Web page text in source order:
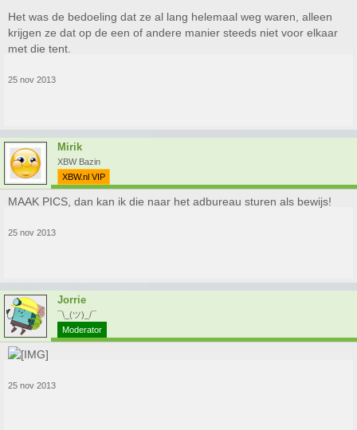
Het was de bedoeling dat ze al lang helemaal weg waren, alleen
krijgen ze dat op de een of andere manier steeds niet voor elkaar
met die tent.
25 nov 2013
Mirik
XBW Bazin
XBW.nl VIP
MAAK PICS, dan kan ik die naar het adbureau sturen als bewijs!
25 nov 2013
Jorrie
¯\_(ツ)_/¯
Moderator
25 nov 2013